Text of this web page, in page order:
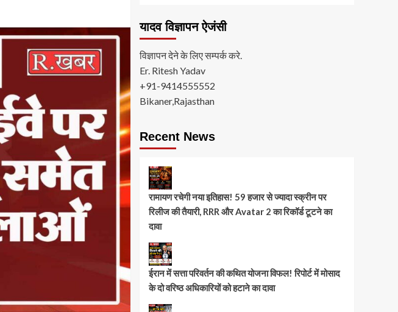
यादव विज्ञापन ऐजंसी
विज्ञापन देने के लिए सम्पर्क करे.
Er. Ritesh Yadav
+91-9414555552
Bikaner,Rajasthan
Recent News
रामायण रचेगी नया इतिहास! 59 हजार से ज्यादा स्क्रीन पर
रिलीज की तैयारी, RRR और Avatar 2 का रिकॉर्ड टूटने का
दावा
ईरान में सत्ता परिवर्तन की कथित योजना विफल! रिपोर्ट में मोसाद
के दो वरिष्ठ अधिकारियों को हटाने का दावा